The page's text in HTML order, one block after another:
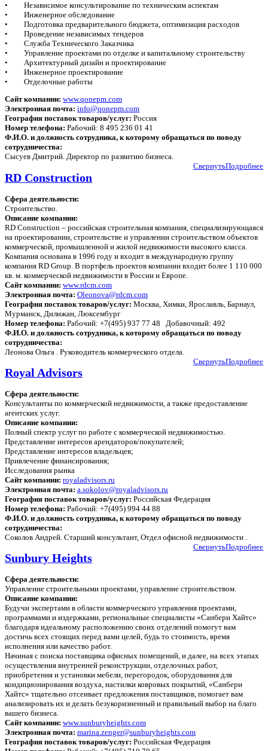
• Независимое консультирование по техническим аспектам
• Инженерное обследование
• Подготовка предварительного бюджета, оптимизация расходов
• Проведение независимых тендеров
• Служба Технического Заказчика
• Управление проектами по отделке и капитальному строительству
• Архитектурный дизайн и проектирование
• Инженерное проектирование
• Отделочные работы
Сайт компании: www.qonepm.com
Электронная почта: info@qonepm.com
География поставок товаров/услуг: Россия
Номер телефона: Рабочий: 8 495 236 01 41
Ф.И.О. и должность сотрудника, к которому обращаться по поводу
сотрудничества:
Сысуев Дмитрий. Директор по развитию бизнеса.
Подробнее
Свернуть
RD Construction
Сфера деятельности:
Строительство.
Описание компании:
RD Construction – российская строительная компания, специализирующаяся
на проектировании, строительстве и управлении строительством объектов
коммерческой, промышленной и жилой недвижимости высокого класса.
Компания основана в 1996 году и входит в международную группу
компания RD Group. В портфель проектов компании входит более 1 110 000
кв. м. коммерческой недвижимости в России и Европе.
Сайт компании: www.rdcm.com
Электронная почта: Oleonova@rdcm.com
География поставок товаров/услуг: Москва, Химки, Ярославль, Барнаул,
Мурманск, Дилижан, Люксембург
Номер телефона: Рабочий: +7(495) 937 77 48 Добавочный: 492
Ф.И.О. и должность сотрудника, к которому обращаться по поводу
сотрудничества:
Леонова Ольга . Руководитель коммерческого отдела.
Подробнее
Свернуть
Royal Advisors
Сфера деятельности:
Консультанты по коммерческой недвижимости, а также предоставление
агентских услуг.
Описание компании:
Полный спектр услуг по работе с коммерческой недвижимостью.
Представление интересов арендаторов/покупателей;
Представление интересов владельцев;
Привлечение финансирования;
Исследования рынка
Сайт компании: royaladvisors.ru
Электронная почта: a.sokolov@royaladvisors.ru
География поставок товаров/услуг: Российская Федерация
Номер телефона: Рабочий: +7(495) 994 44 88
Ф.И.О. и должность сотрудника, к которому обращаться по поводу
сотрудничества:
Соколов Андрей. Старший консультант, Отдел офисной недвижимости .
Подробнее
Свернуть
Sunbury Heights
Сфера деятельности:
Управление строительными проектами, управление строительством.
Описание компании:
Будучи экспертами в области коммерческого управления проектами,
программами и издержками, региональные специалисты «Санбери Хайтс»
благодаря идеальному расположению своих отделений помогут вам
достичь всех стоящих перед вами целей, будь то стоимость, время
исполнения или качество работ.
Начиная с поиска поставщика офисных помещений, и далее, на всех этапах
осуществления внутренней реконструкции, отделочных работ,
приобретения и установки мебели, перегородок, оборудования для
кондиционирования воздуха, настилки ковровых покрытий, «Санбери
Хайтс» тщательно отсеивает предложения поставщиков, помогает вам
анализировать их и делать безукоризненный и правильный выбор на благо
вашего бизнеса.
Сайт компании: www.sunburyheights.com
Электронная почта: marina.zenger@sunburyheights.com
География поставок товаров/услуг: Российская Федерация